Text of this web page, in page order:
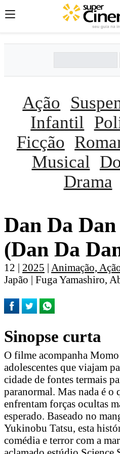
Ação
Infantil
Ficção
Musical
Drama
Dan Da
(Dan Da
12 | 2025 | Animação,
Japão | Fuga Yamashiro,
Sinopse curta
O filme acompanha
adolescentes que viajam
cidade de fontes termais
paranormal. Mas nada é o
enfrentam forças ocultas
esperado. Baseado no
Yukinobu Tatsu, esta
comédia e terror com a